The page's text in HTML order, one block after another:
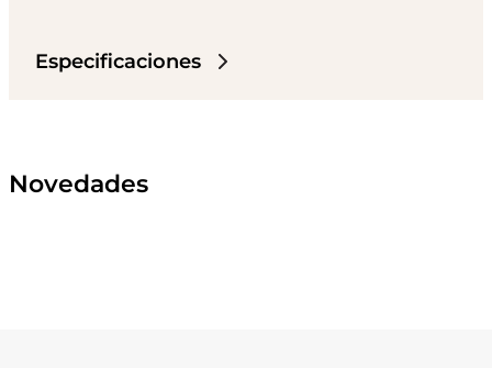
Especificaciones
Novedades